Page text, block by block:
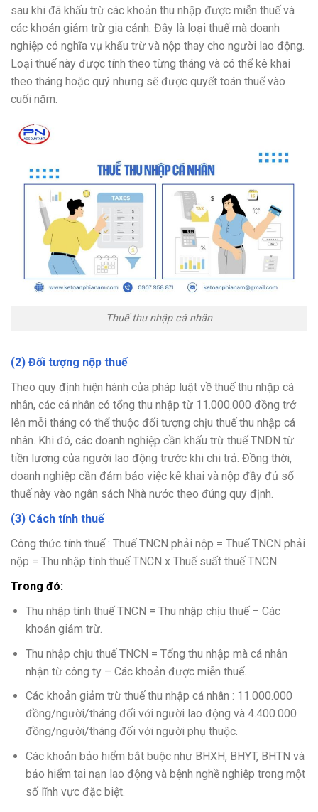
sau khi đã khấu trừ các khoản thu nhập được miễn thuế và
các khoản giảm trừ gia cảnh. Đây là loại thuế mà doanh
nghiệp có nghĩa vụ khấu trừ và nộp thay cho người lao động.
Loại thuế này được tính theo từng tháng và có thể kê khai
theo tháng hoặc quý nhưng sẽ được quyết toán thuế vào
cuối năm.
Thuế thu nhập cá nhân
(2) Đối tượng nộp thuế
Theo quy định hiện hành của pháp luật về thuế thu nhập cá
nhân, các cá nhân có tổng thu nhập từ 11.000.000 đồng trở
lên mỗi tháng có thể thuộc đối tượng chịu thuế thu nhập cá
nhân. Khi đó, các doanh nghiệp cần khấu trừ thuế TNDN từ
tiền lương của người lao động trước khi chi trả. Đồng thời,
doanh nghiệp cần đảm bảo việc kê khai và nộp đầy đủ số
thuế này vào ngân sách Nhà nước theo đúng quy định.
(3) Cách tính thuế
Công thức tính thuế : Thuế TNCN phải nộp = Thuế TNCN phải
nộp = Thu nhập tính thuế TNCN x Thuế suất thuế TNCN.
Trong đó:
Thu nhập tính thuế TNCN = Thu nhập chịu thuế – Các
khoản giảm trừ.
Thu nhập chịu thuế TNCN = Tổng thu nhập mà cá nhân
nhận từ công ty – Các khoản được miễn thuế.
Các khoản giảm trừ thuế thu nhập cá nhân : 11.000.000
đồng/người/tháng đối với người lao động và 4.400.000
đồng/người/tháng đối với người phụ thuộc.
Các khoản bảo hiểm bắt buộc như BHXH, BHYT, BHTN và
bảo hiểm tai nạn lao động và bệnh nghề nghiệp trong một
số lĩnh vực đặc biệt.